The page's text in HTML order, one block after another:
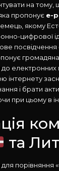
на
пропонує е-
якому
цифрової
посвідчення
електронних
і брати
при цьому в
та
порівняння